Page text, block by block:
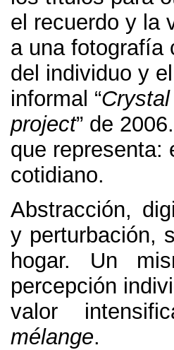
el recuerdo y la
a una fotografía
del individuo y
informal “
project” de 2006.
que representa:
cotidiano.
Abstracción,
y perturbación,
hogar. Un
percepción
valor
mélange.